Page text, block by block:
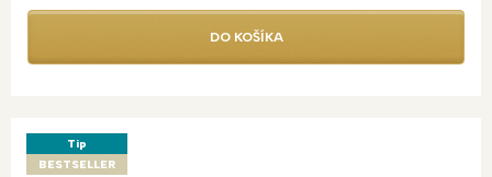
DO KOŠÍKA
Tip
BESTSELLER